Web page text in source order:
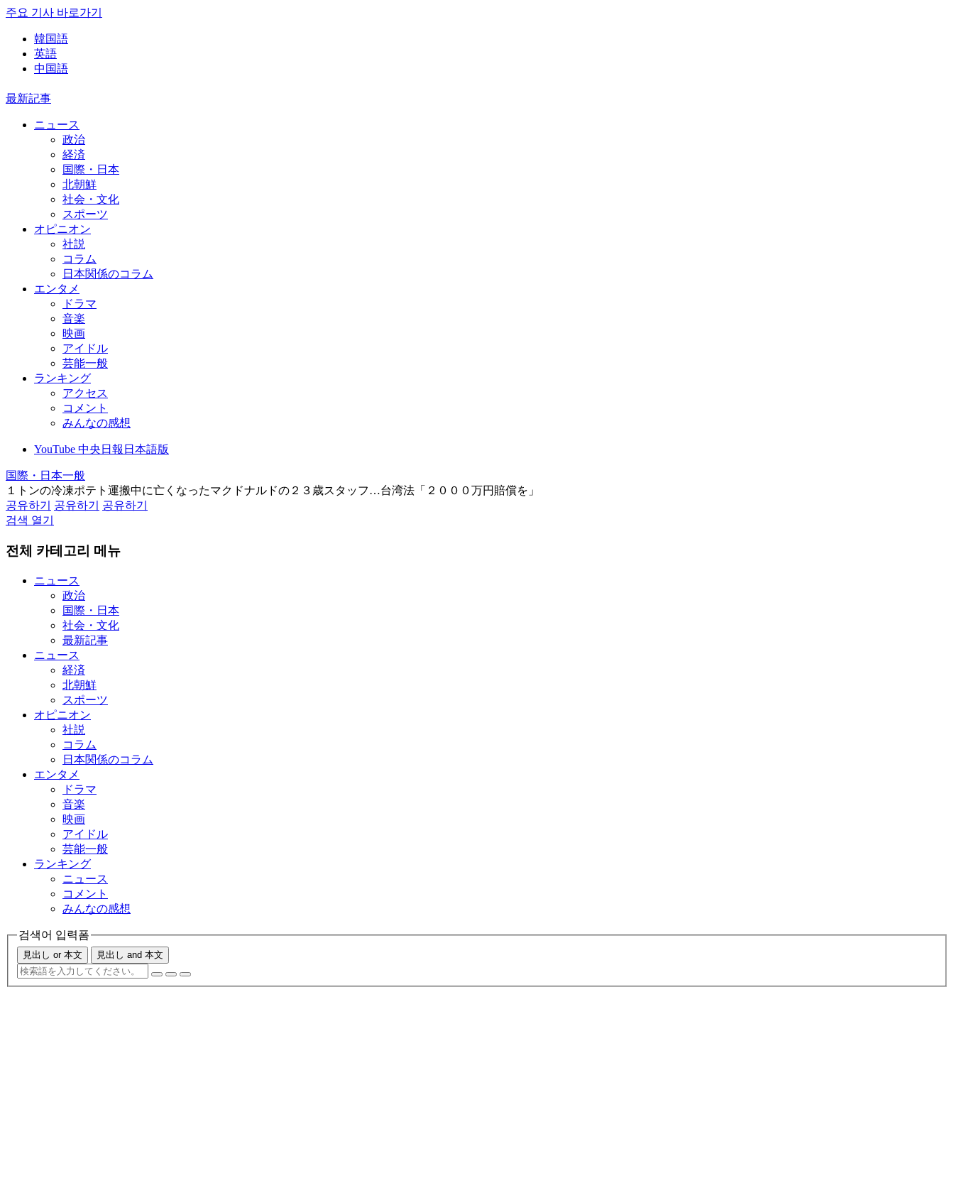
주요 기사 바로가기
韓国語
英語
中国語
最新記事
ニュース
政治
経済
国際・日本
北朝鮮
社会・文化
スポーツ
オピニオン
社説
コラム
日本関係のコラム
エンタメ
ドラマ
音楽
映画
アイドル
芸能一般
ランキング
アクセス
コメント
みんなの感想
YouTube 中央日報日本語版
国際・日本一般
１トンの冷凍ポテト運搬中に亡くなったマクドナルドの２３歳スタッフ…台湾法「２０００万円賠償を」
공유하기
공유하기
공유하기
검색 열기
전체 카테고리 메뉴
ニュース
政治
国際・日本
社会・文化
最新記事
ニュース
経済
北朝鮮
スポーツ
オピニオン
社説
コラム
日本関係のコラム
エンタメ
ドラマ
音楽
映画
アイドル
芸能一般
ランキング
ニュース
コメント
みんなの感想
검색어 입력폼
見出し or 本文 見出し and 本文